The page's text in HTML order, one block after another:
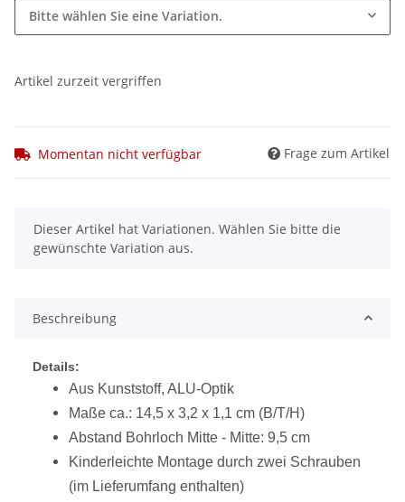
Bitte wählen Sie eine Variation.
Artikel zurzeit vergriffen
Momentan nicht verfügbar Frage zum Artikel
x
Dieser Artikel hat Variationen. Wählen Sie bitte die
gewünschte Variation aus.
Beschreibung
Details:
Aus Kunststoff, ALU-Optik
Maße ca.: 14,5 x 3,2 x 1,1 cm (B/T/H)
Abstand Bohrloch Mitte - Mitte: 9,5 cm
Kinderleichte Montage durch zwei Schrauben
(im Lieferumfang enthalten)